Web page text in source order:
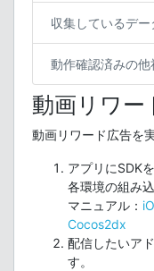
収集しているデー
動作確認済みの他
動画リワー
動画リワード広告を
アプリにSDK
各環境の組み
マニュアル：
Cocos2dx
配信したいア
す。